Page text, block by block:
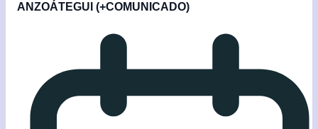
ANZOÁTEGUI (+COMUNICADO)